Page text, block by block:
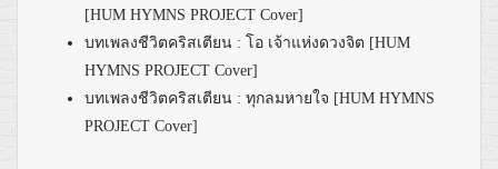
[HUM HYMNS PROJECT Cover]
บทเพลงชีวิตคริสเตียน : โอ เจ้าแห่งดวงจิต [HUM
HYMNS PROJECT Cover]
บทเพลงชีวิตคริสเตียน : ทุกลมหายใจ [HUM HYMNS
PROJECT Cover]